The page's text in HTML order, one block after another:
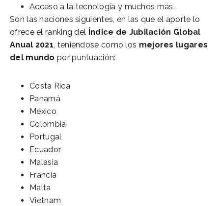
Acceso a la tecnología y muchos más.
Son las naciones siguientes, en las que el aporte lo
ofrece el ranking del Índice de Jubilación Global
Anual 2021, teniéndose como los mejores lugares
del mundo por puntuación:
Costa Rica
Panamá
México
Colombia
Portugal
Ecuador
Malasia
Francia
Malta
Vietnam